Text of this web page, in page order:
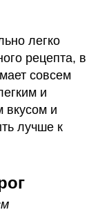
легко
рецепта, в
совсем
и
и
лучше к